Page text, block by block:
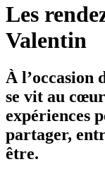
Les
Valentin
À l’occasion
se vit au
expériences
partager,
être.